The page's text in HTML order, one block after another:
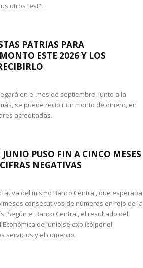
otros test”.
PATRIAS PARA
ESTE 2026 Y LOS
en el mes de septiembre, junto a la
se puede recibir un monto de dinero, en
acreditadas.
PUSO FIN A CINCO MESES
NEGATIVAS
del mismo Banco Central, que esperaba
meses consecutivos de números en rojo de la
Según el Banco Central, el resultado del
de junio se explicó por el
servicios y el comercio.